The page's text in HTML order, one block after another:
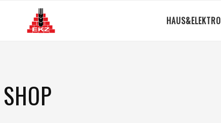
HAUS&ELEKTRO
SHOP